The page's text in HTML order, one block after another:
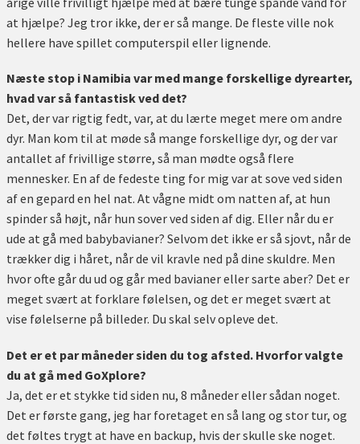
at hjælpe? Jeg tror ikke, der er så mange. De fleste ville nok
hellere have spillet computerspil eller lignende.
Næste stop i Namibia var med mange forskellige dyrearter,
hvad var så fantastisk ved det?
Det, der var rigtig fedt, var, at du lærte meget mere om andre
dyr. Man kom til at møde så mange forskellige dyr, og der var
antallet af frivillige større, så man mødte også flere
mennesker. En af de fedeste ting for mig var at sove ved siden
af en gepard en hel nat. At vågne midt om natten af, at hun
spinder så højt, når hun sover ved siden af dig. Eller når du er
ude at gå med babybavianer? Selvom det ikke er så sjovt, når de
trækker dig i håret, når de vil kravle ned på dine skuldre. Men
hvor ofte går du ud og går med bavianer eller sarte aber? Det er
meget svært at forklare følelsen, og det er meget svært at
vise følelserne på billeder. Du skal selv opleve det.
Det er et par måneder siden du tog afsted. Hvorfor valgte
du at gå med GoXplore?
Ja, det er et stykke tid siden nu, 8 måneder eller sådan noget.
Det er første gang, jeg har foretaget en så lang og stor tur, og
det føltes trygt at have en backup, hvis der skulle ske noget.